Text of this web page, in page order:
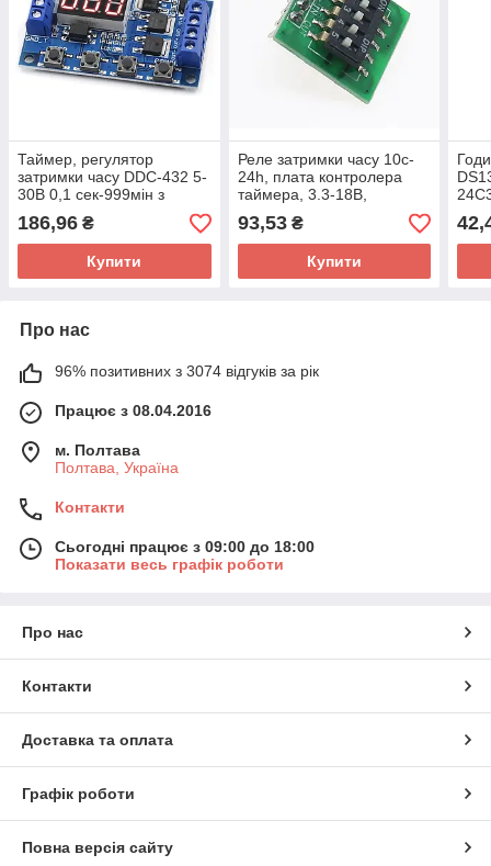
Таймер, регулятор
затримки часу DDC-432 5-
30В 0,1 сек-999мін з
підтримкою циклу
186,96 ₴
Купити
Реле затримки часу 10c-
24h, плата контролера
таймера, 3.3-18В,
300мА-100мА 10S-24H
93,53₴
Купити
Про нас
96% позитивних з 3074 відгуків за рік
Працює з 08.04.2016
м. Полтава
Полтава, Україна
Контакти
Сьогодні працює з 09:00 до 18:00
Показати весь графік роботи
Про нас
Контакти
Доставка та оплата
Графік роботи
Повна версія сайту